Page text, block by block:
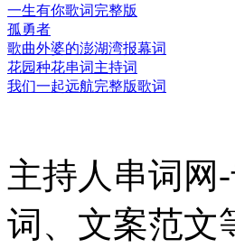
一生有你歌词完整版
孤勇者
歌曲外婆的澎湖湾报幕词
花园种花串词主持词
我们一起远航完整版歌词
主持人串词网
词、文案范文